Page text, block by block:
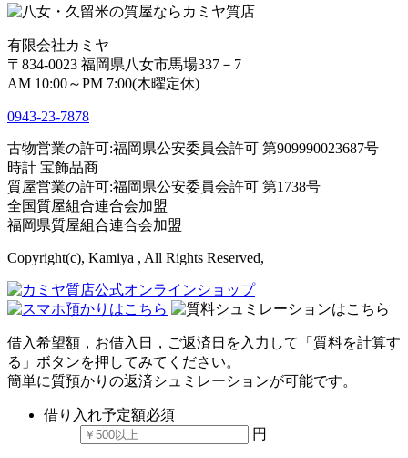
有限会社カミヤ
〒834-0023 福岡県八女市馬場337－7
AM 10:00～PM 7:00(木曜定休)
0943-23-7878
古物営業の許可:福岡県公安委員会許可 第909990023687号
時計 宝飾品商
質屋営業の許可:福岡県公安委員会許可 第1738号
全国質屋組合連合会加盟
福岡県質屋組合連合会加盟
Copyright(c), Kamiya , All Rights Reserved,
借入希望額，お借入日，ご返済日を入力して「質料を計算す
る」ボタンを押してみてください。
簡単に質預かりの返済シュミレーションが可能です。
借り入れ予定額必須
円